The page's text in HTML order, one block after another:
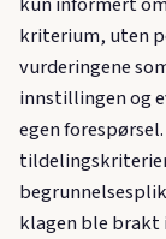
kriterium, uten
vurderingene
innstillingen og
egen
klagen ble brakt